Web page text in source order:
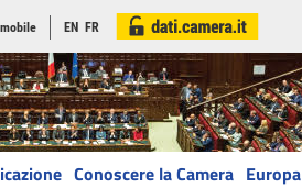
EN FR
Conoscere la Camera Europa